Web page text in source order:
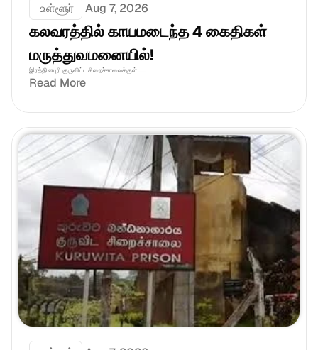
உள்ளூர் Aug 7, 2026
கலவரத்தில் காயமடைந்த 4 கைதிகள்
மருத்துவமனையில்!
இரத்தினபுரி குருவிட்ட சிறைச்சாலைக்குள் .....
Read More